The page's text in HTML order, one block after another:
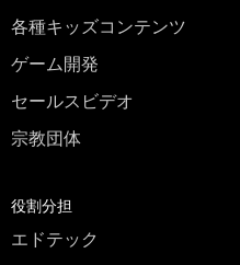
各種キッズコンテンツ
ゲーム開発
セールスビデオ
宗教団体
役割分担
エドテック